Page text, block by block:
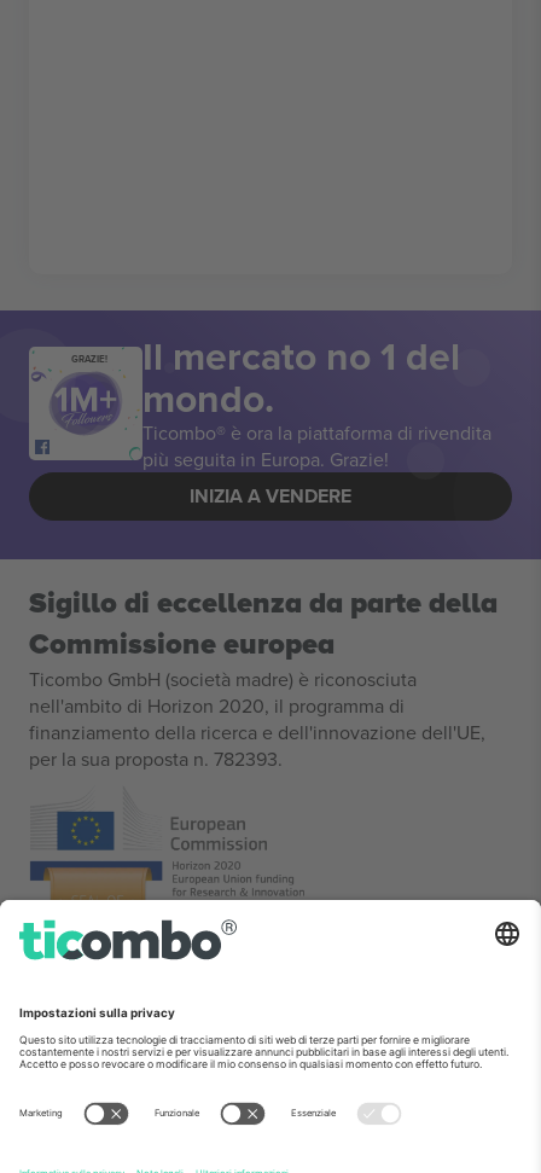
GRAZIE! Il mercato no 1 del
mondo.
Ticombo® è ora la piattaforma di rivendita
più seguita in Europa. Grazie!
INIZIA A VENDERE
Sigillo di eccellenza da parte della
Commissione europea
Ticombo GmbH (società madre) è riconosciuta
nell'ambito di Horizon 2020, il programma di
finanziamento della ricerca e dell'innovazione dell'UE,
per la sua proposta n. 782393.